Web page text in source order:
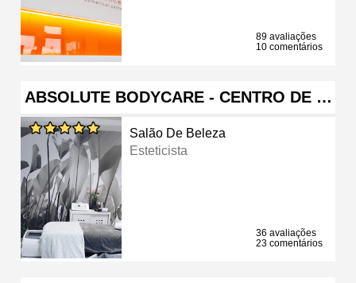
89 avaliações
10 comentários
ABSOLUTE BODYCARE - CENTRO DE …
Salão De Beleza
Esteticista
36 avaliações
23 comentários